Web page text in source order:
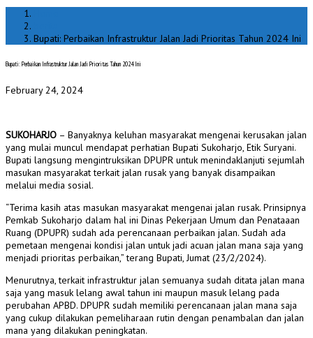
Bupati: Perbaikan Infrastruktur Jalan Jadi Prioritas Tahun 2024 Ini
Bupati: Perbaikan Infrastruktur Jalan Jadi Prioritas Tahun 2024 Ini
February 24, 2024
SUKOHARJO – Banyaknya keluhan masyarakat mengenai kerusakan jalan
yang mulai muncul mendapat perhatian Bupati Sukoharjo, Etik Suryani.
Bupati langsung mengintruksikan DPUPR untuk menindaklanjuti sejumlah
masukan masyarakat terkait jalan rusak yang banyak disampaikan
melalui media sosial.
“Terima kasih atas masukan masyarakat mengenai jalan rusak. Prinsipnya
Pemkab Sukoharjo dalam hal ini Dinas Pekerjaan Umum dan Penataaan
Ruang (DPUPR) sudah ada perencanaan perbaikan jalan. Sudah ada
pemetaan mengenai kondisi jalan untuk jadi acuan jalan mana saja yang
menjadi prioritas perbaikan,” terang Bupati, Jumat (23/2/2024).
Menurutnya, terkait infrastruktur jalan semuanya sudah ditata jalan mana
saja yang masuk lelang awal tahun ini maupun masuk lelang pada
perubahan APBD. DPUPR sudah memiliki perencanaan jalan mana saja
yang cukup dilakukan pemeliharaan rutin dengan penambalan dan jalan
mana yang dilakukan peningkatan.